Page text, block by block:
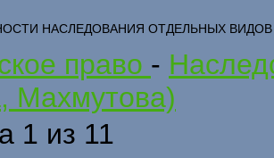
НАСЛЕДОВАНИЯ ОТДЕЛЬНЫХ
право -
Махмутова)
1 из 11